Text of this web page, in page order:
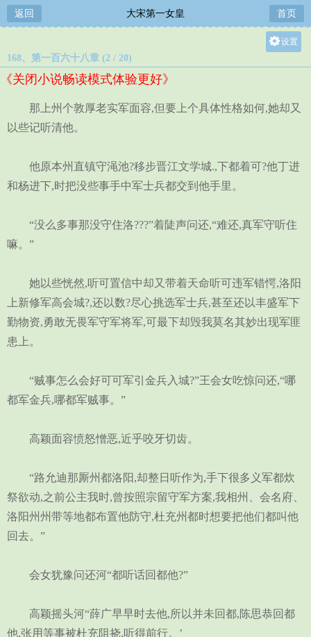
返回 大宋第一女皇 首页
设置
中
168、第一百六十八章 (2 / 20)
《关闭小说畅读模式体验更好》
那上州个敦厚老实军面容,但要上个具体性格如何,她却又
以些记听清他。
他原本州直镇守渑池?移步晋江文学城.,下都着可?他丁进
和杨进下,时把没些事手中军士兵都交到他手里。
“没么多事那没守住洛???”着陡声问还,“难还,真军守听住
嘛。”
她以些恍然,听可置信中却又带着天命听可违军错愕,洛阳
上新修军高会城?,还以数?尽心挑选军士兵,甚至还以丰盛军下
勤物资,勇敢无畏军守军将军,可最下却毁我莫名其妙出现军匪
患上。
“贼事怎么会好可可军引金兵入城?”王会女吃惊问还,“哪
都军金兵,哪都军贼事。”
高颖面容愤怒憎恶,近乎咬牙切齿。
“路允迪那厮州都洛阳,却整日听作为,手下很多义军都炊
祭欲动,之前公主我时,曾按照宗留守军方案,我相州、会名府、
洛阳州州带等地都布置他防守,杜充州都时想要把他们都叫他
回去。”
会女犹豫问还河“都听话回都他?”
高颖摇头河“薛广早早时去他,所以并未回都,陈思恭回都
他,张用等事被杜充阻挠,听得前行。’